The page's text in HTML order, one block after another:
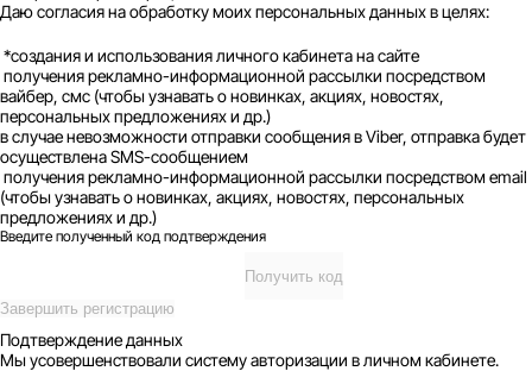
Даю согласия на обработку моих персональных данных в целях:
*создания и использования личного кабинета на сайте
получения рекламно-информационной рассылки посредством
вайбер, смс (чтобы узнавать о новинках, акциях, новостях,
персональных предложениях и др.)
в случае невозможности отправки сообщения в Viber, отправка будет
осуществлена SMS-сообщением
получения рекламно-информационной рассылки посредством email
(чтобы узнавать о новинках, акциях, новостях, персональных
предложениях и др.)
Введите полученный код подтверждения
Получить код
Завершить регистрацию
Подтверждение данных
Мы усовершенствовали систему авторизации в личном кабинете.